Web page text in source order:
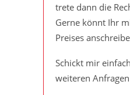
trete dann die
Gerne könnt Ihr
Preises
Schickt mir
weiteren